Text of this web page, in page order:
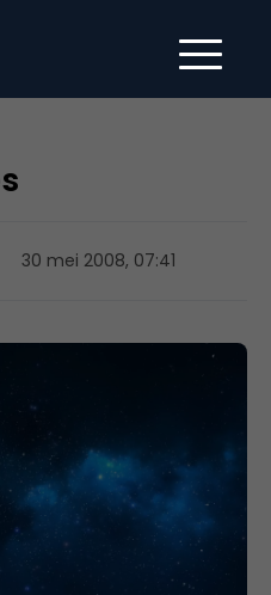
30 mei 2008, 07:41